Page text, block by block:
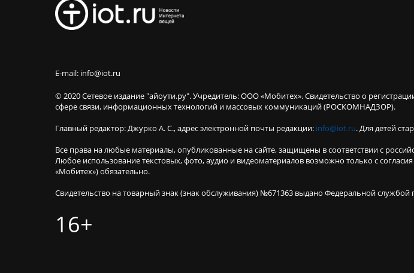
E-mail: info@iot.ru
© 2020 Сетевое издание "айоути.ру". Учредитель: ООО «Мобитех». Свидетельство о
сфере связи, информационных технологий и массовых коммуникаций (РОСКОМНАДЗОР).
Главный редактор: Джурко А. С., адрес электронной почты редакции: info@iot.ru. Для детей
Все права на любые материалы, опубликованные на сайте, защищены в соответствии с
Любое использование текстовых, фото, аудио и видеоматериалов возможно только с
«Мобитех») обязательно.
Свидетельство на товарный знак (знак обслуживания) №671363 выдано Федеральной службой
16+